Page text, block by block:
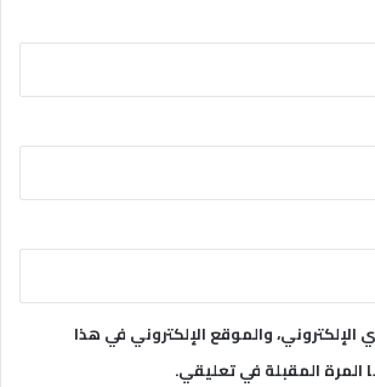
والموقع الإلكتروني في هذا
المقبلة في تعليقي.